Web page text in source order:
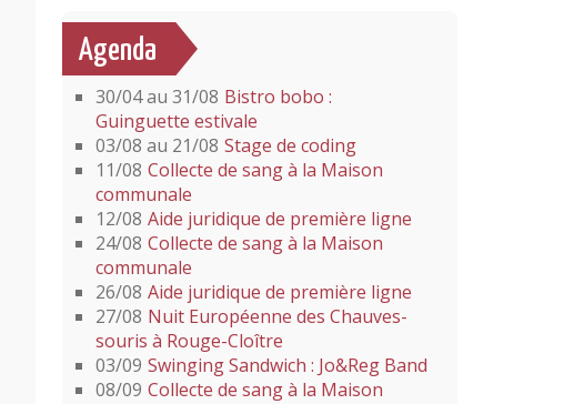
Agenda
30/04 au 31/08 Bistro bobo :
Guinguette estivale
03/08 au 21/08 Stage de coding
11/08 Collecte de sang à la Maison
communale
12/08 Aide juridique de première ligne
24/08 Collecte de sang à la Maison
communale
26/08 Aide juridique de première ligne
27/08 Nuit Européenne des Chauves-
souris à Rouge-Cloître
03/09 Swinging Sandwich : Jo&Reg Band
08/09 Collecte de sang à la Maison